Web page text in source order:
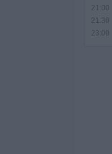
21:00
21:30
23:00